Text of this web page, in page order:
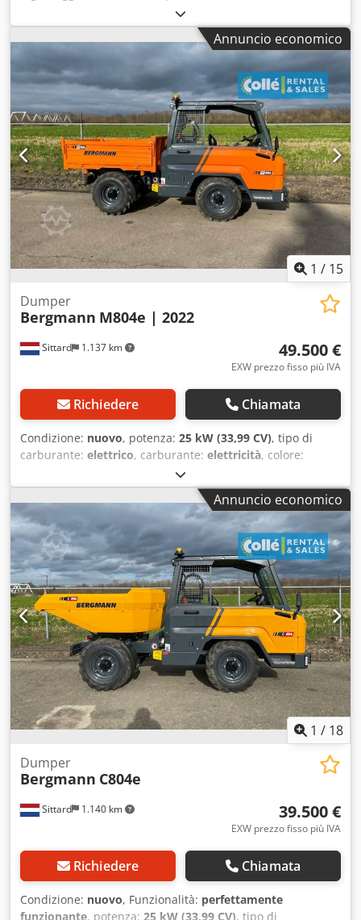
2025
h, volume dello spazio di carico:2 m³, carburante:diesel,
Informazioni tecniche Marca motore: 3TNV76 Diesel
Velocità massima: 20 km/h Peso a vuoto: 2.142 kg
Funzionale Marcatura CE: sì Condizione Condizione
generale: molto buona Condizione tecnica: molto buona
Condizione estetica: molto buona Ulteriori informazioni
Portata extra idraulica: 66 l/min Portata massima: 3.000 kg
Livello di emissione: Stage V / Tier V Condizioni di
consegna: EXW Dimensioni di trasporto (L x P x A): 3.710 ×
1.730 × 2.778 Paese di produzione: DE Ulteriori
informazioni Per ulteriori informazioni contattare il Sales
Department Collé Sittard. = Ulteriori opzioni e accessori =
Dcjdpfexdazajx An Hok - Girofaro
Annuncio economico
1 / 15
Sittard 1.137 km
Dumper
Bergmann M804e | 2022
49.500 €
EXW prezzo fisso più IVA
Richiedere Chiamata
Condizione: nuovo, potenza: 25 kW (33,99 CV), tipo di
carburante: elettrico, carburante: elettricità, colore:
, volume dello spazio di carico:
produzione:2022, ore di funzionamento:1 h, Informazioni
tecniche Marca motore: Motore asincrono Velocità
massima: 20 km/h Peso a vuoto: 2.600 kg Funzionale
Certificazione CE: sì Condizioni Condizioni generali: molto
buone Condizioni tecniche: molto buone Condizioni
estetiche: molto buone Ulteriori informazioni Condizione
pneumatici anteriori: 100% Condizione pneumatici
posteriori: 100% Carico utile max.: 2993 kg Condizioni di
consegna: EXW Dimensioni di trasporto (L x P x A):
4,06×1,5×2,12 m Paese di produzione: DE Ulteriori
informazioni Dcedsxb Sngepfx An Hjk Per ulteriori
informazioni, contattare il reparto vendite Collé Sittard.
Annuncio economico
1 / 18
Sittard 1.140 km
Dumper
Bergmann C804e
39.500 €
EXW prezzo fisso più IVA
Richiedere Chiamata
Condizione: nuovo, Funzionalità: perfettamente
funzionante, potenza: 25 kW (33,99 CV), tipo di